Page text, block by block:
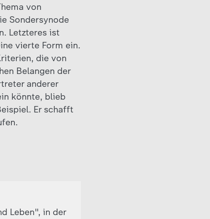
von
Sondersynode
Letzteres ist
vierte Form ein.
die von
Belangen der
anderer
könnte, blieb
Er schafft
Leben", in der